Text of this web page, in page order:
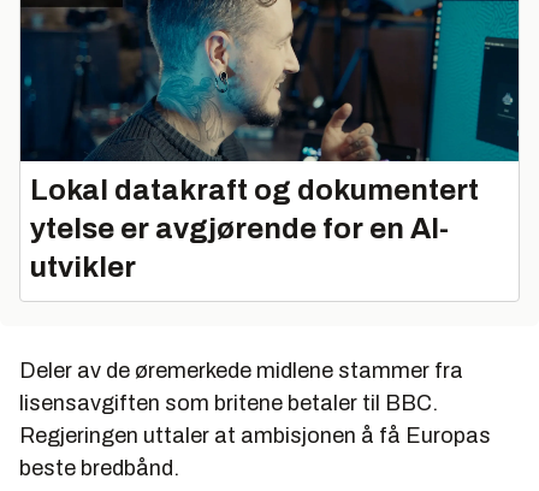
Lokal datakraft og dokumentert
ytelse er avgjørende for en AI-
utvikler
Deler av de øremerkede midlene stammer fra
lisensavgiften som britene betaler til BBC.
Regjeringen uttaler at ambisjonen å få Europas
beste bredbånd.